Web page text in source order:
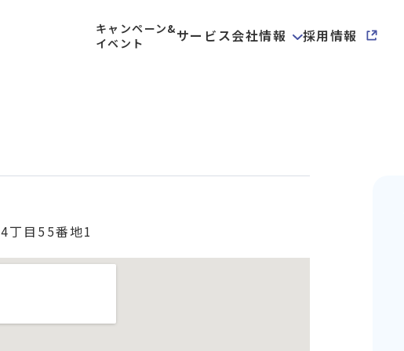
キャンペーン&
イベント
サービス会社情報 採用情報
丁目55番地1